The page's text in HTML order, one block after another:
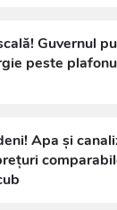
Guvernul
peste
Apa și